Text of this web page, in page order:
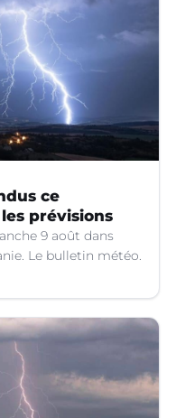
ce
prévisions
9 août dans
Le bulletin météo.